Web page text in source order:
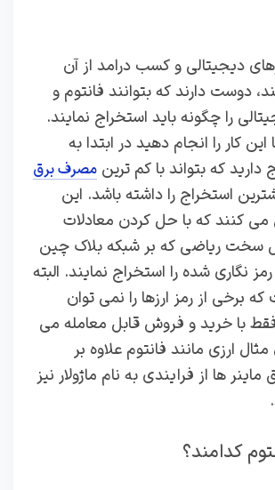
دیجیتالی و کسب درامد از آن
دوست دارند که بتوانند فانتوم و
را چگونه باید استخراج نمایند.
کار را انجام دهید در ابتدا به
که بتواند با کم ترین مصرف برق
استخراج را داشته باشد. این
کنند که با حل کردن معادلات
سخت ریاضی که بر شبکه بلاک چین
رمز نگاری شده را استخراج نمایند. البته
برخی از رمز ارزها را نمی توان
با خرید و فروش قابل معامله می
ارزی مانند فانتوم علاوه بر
ها از فرایندی به نام ماژولار نیز
کدامند؟